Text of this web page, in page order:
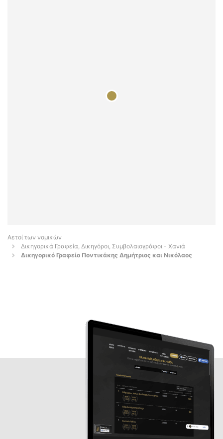
Αετοί των νομικών
Δικηγορικά Γραφεία, Δικηγόροι, Συμβολαιογράφοι - Χανιά
Δικηγορικό Γραφείο Ποντικάκης Δημήτριος και Νικόλαος